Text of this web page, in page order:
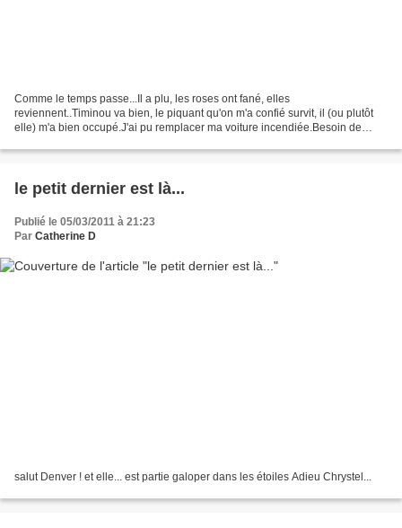
Comme le temps passe...Il a plu, les roses ont fané, elles
reviennent..Timinou va bien, le piquant qu'on m'a confié survit, il (ou plutôt
elle) m'a bien occupé.J'ai pu remplacer ma voiture incendiée.Besoin de
le petit dernier est là...
Publié le 05/03/2011 à 21:23
Par Catherine D
salut Denver ! et elle... est partie galoper dans les étoiles Adieu Chrystel...